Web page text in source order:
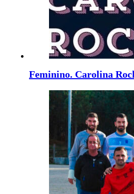
Feminino. Carolina